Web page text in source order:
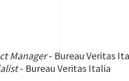
Manager- Bureau Veritas
- Bureau Veritas Italia